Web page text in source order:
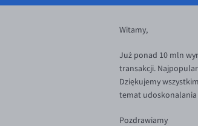
Witamy,
Już ponad 10 mln
transakcji.
Dziękujemy
temat udoskonalania
Pozdrawiamy